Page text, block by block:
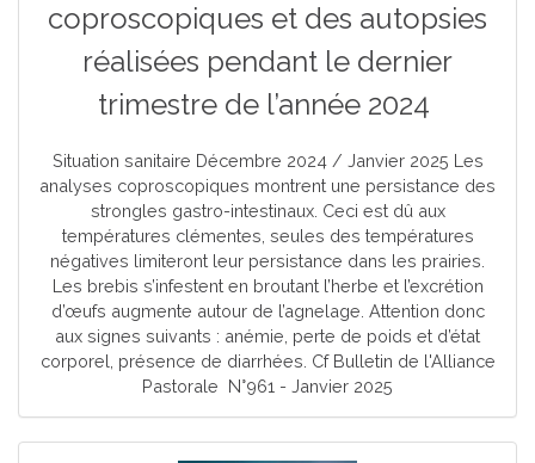
coproscopiques et des autopsies
réalisées pendant le dernier
trimestre de l’année 2024
Situation sanitaire Décembre 2024 / Janvier 2025 Les
analyses coproscopiques montrent une persistance des
strongles gastro-intestinaux. Ceci est dû aux
températures clémentes, seules des températures
négatives limiteront leur persistance dans les prairies.
Les brebis s’infestent en broutant l’herbe et l’excrétion
d’œufs augmente autour de l’agnelage. Attention donc
aux signes suivants : anémie, perte de poids et d’état
corporel, présence de diarrhées. Cf Bulletin de l'Alliance
Pastorale N°961 - Janvier 2025